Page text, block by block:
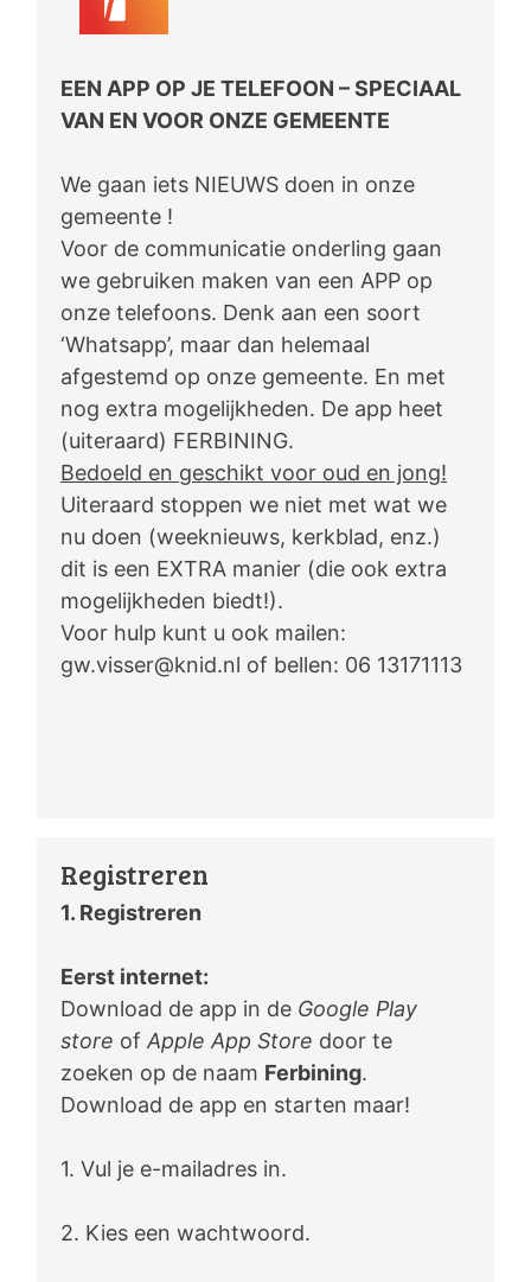
EEN APP OP JE TELEFOON – SPECIAAL
VAN EN VOOR ONZE GEMEENTE
We gaan iets NIEUWS doen in onze
gemeente !
Voor de communicatie onderling gaan
we gebruiken maken van een APP op
onze telefoons. Denk aan een soort
‘Whatsapp’, maar dan helemaal
afgestemd op onze gemeente. En met
nog extra mogelijkheden. De app heet
(uiteraard) FERBINING.
Bedoeld en geschikt voor oud en jong!
Uiteraard stoppen we niet met wat we
nu doen (weeknieuws, kerkblad, enz.)
dit is een EXTRA manier (die ook extra
mogelijkheden biedt!).
Voor hulp kunt u ook mailen:
gw.visser@knid.nl of bellen: 06 13171113
Registreren
1. Registreren
Eerst internet:
Download de app in de Google Play
store of Apple App Store door te
zoeken op de naam Ferbining.
Download de app en starten maar!
1. Vul je e-mailadres in.
2. Kies een wachtwoord.